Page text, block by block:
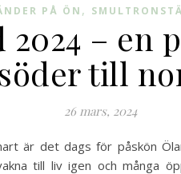
PÅ ÖN ,
2024 – en
söder till
26 mars, 2024
är det dags för påskön
till liv igen och många